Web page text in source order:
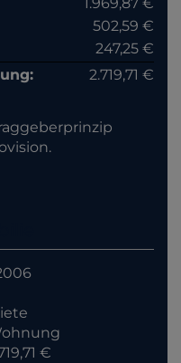
502,59 €
247,25 €
2.719,71 €
€